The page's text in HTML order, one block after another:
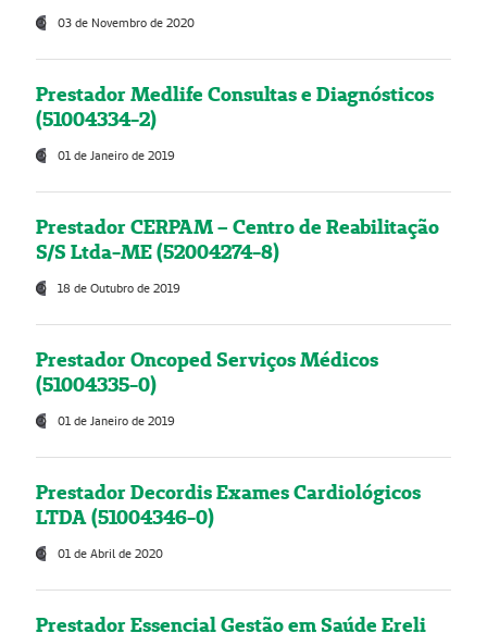
03 de Novembro de 2020
Prestador Medlife Consultas e Diagnósticos
(51004334-2)
01 de Janeiro de 2019
Prestador CERPAM – Centro de Reabilitação
S/S Ltda-ME (52004274-8)
18 de Outubro de 2019
Prestador Oncoped Serviços Médicos
(51004335-0)
01 de Janeiro de 2019
Prestador Decordis Exames Cardiológicos
LTDA (51004346-0)
01 de Abril de 2020
Prestador Essencial Gestão em Saúde Ereli